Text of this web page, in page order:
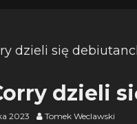
dzieli
2023 Tomek Weclawski